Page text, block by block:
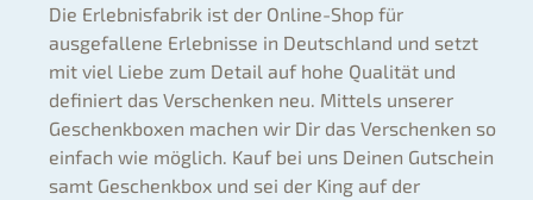
Die Erlebnisfabrik ist der Online-Shop für
ausgefallene Erlebnisse in Deutschland und setzt
mit viel Liebe zum Detail auf hohe Qualität und
definiert das Verschenken neu. Mittels unserer
Geschenkboxen machen wir Dir das Verschenken so
einfach wie möglich. Kauf bei uns Deinen Gutschein
samt Geschenkbox und sei der King auf der